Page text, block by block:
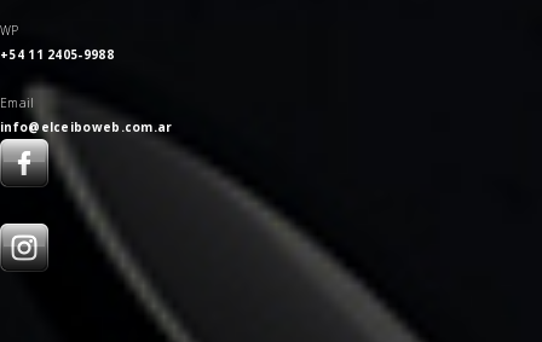
WP
+54 11 2405-9988
Email
info@elceiboweb.com.ar